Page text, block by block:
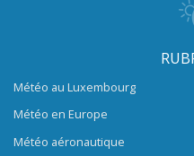
Météo au Luxembourg
Météo en Europe
Météo aéronautique